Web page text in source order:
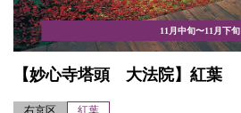
11月中旬〜11月下旬
【妙心寺塔頭 大法院】紅葉
右京区 紅葉